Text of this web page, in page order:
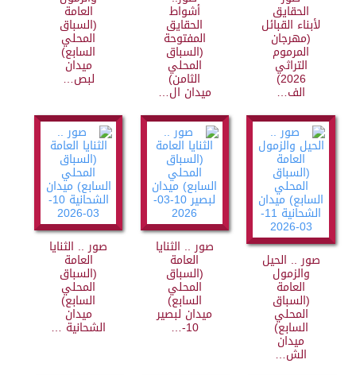
الحقايق
لأبناء القبائل
(مهرجان
المرموم
التراثي
2026)
الف…
أشواط
الحقايق
المفتوحة
(السباق
المحلي
الثامن)
ميدان ال…
العامة
(السباق
المحلي
السابع)
ميدان
لبص…
صور .. الحيل
والزمول
العامة
(السباق
المحلي
السابع)
ميدان
الش…
صور .. الثنايا
العامة
(السباق
المحلي
السابع)
ميدان لبصير
10-…
صور .. الثنايا
العامة
(السباق
المحلي
السابع)
ميدان
الشحانية …